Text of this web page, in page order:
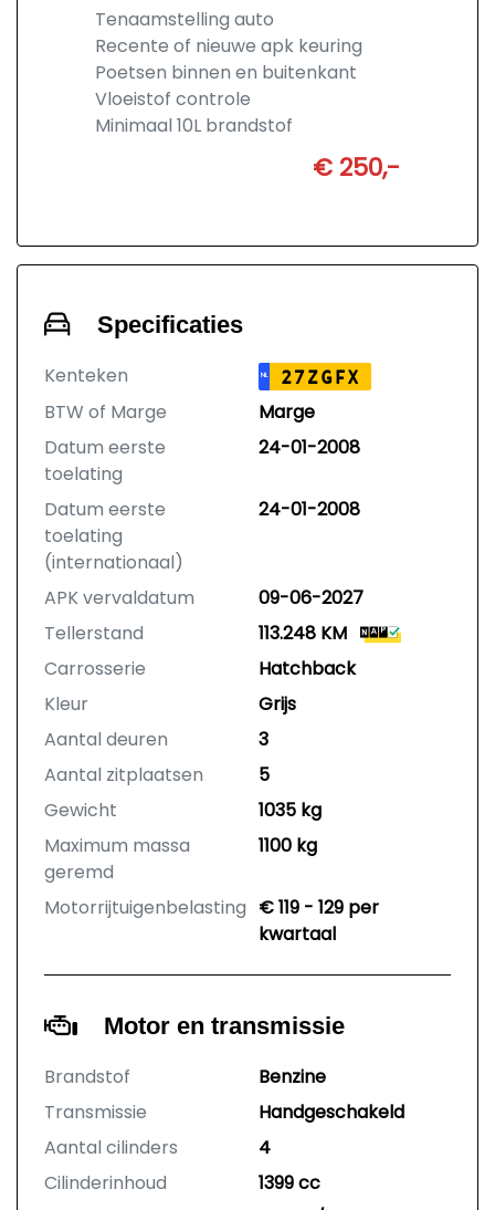
Tenaamstelling auto
Recente of nieuwe apk keuring
Poetsen binnen en buitenkant
Vloeistof controle
Minimaal 10L brandstof
€ 250,-
Specificaties
Kenteken NL 27ZGFX
BTW of Marge
Marge
Datum eerste
toelating
24-01-2008
Datum eerste
toelating
(internationaal)
24-01-2008
APK vervaldatum
09-06-2027
Tellerstand
113.248 KM
Carrosserie
Hatchback
Kleur
Grijs
Aantal deuren
3
Aantal zitplaatsen
5
Gewicht
1035 kg
Maximum massa
geremd
1100 kg
Motorrijtuigenbelasting € 119 - 129 per
kwartaal
Motor en transmissie
Brandstof
Benzine
Transmissie
Handgeschakeld
Aantal cilinders
4
Cilinderinhoud
1399 cc